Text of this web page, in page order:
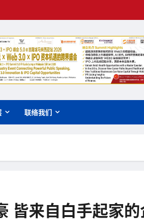
联络我们
皆来自白手起家